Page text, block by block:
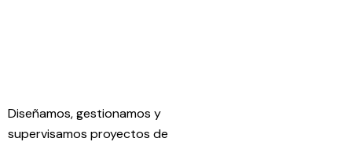
Diseñamos, gestionamos y
supervisamos proyectos de